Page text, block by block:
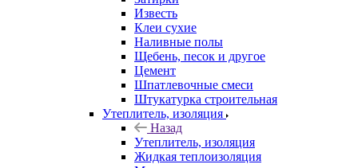
Известь
Клеи сухие
Наливные полы
Щебень, песок и другое
Цемент
Шпатлевочные смеси
Штукатурка строительная
Утеплитель, изоляция
Назад
Утеплитель, изоляция
Жидкая теплоизоляция